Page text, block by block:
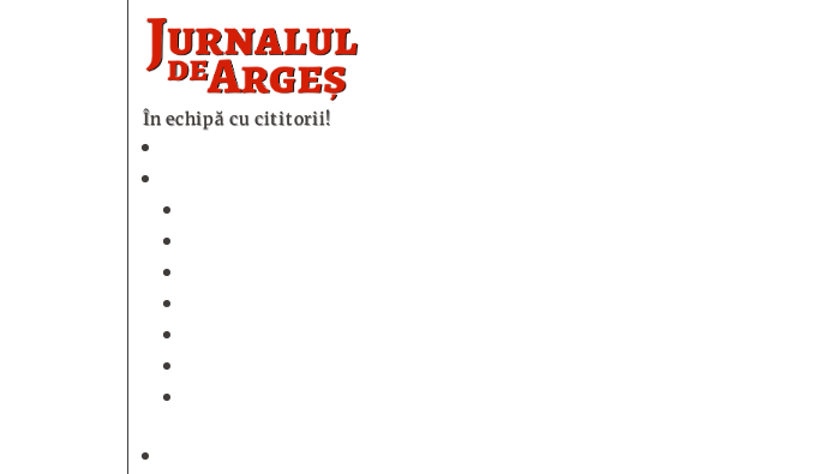
În echipă cu cititorii!